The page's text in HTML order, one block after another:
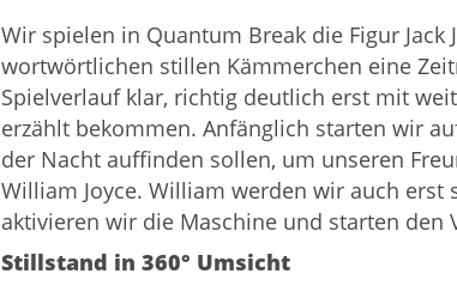
Wir spielen in Quantum Break die Figur
wortwörtlichen stillen Kämmerchen eine
Spielverlauf klar, richtig deutlich erst mit
erzählt bekommen. Anfänglich starten wir
der Nacht auffinden sollen, um unseren
William Joyce. William werden wir auch
aktivieren wir die Maschine und starten
Stillstand in 360° Umsicht